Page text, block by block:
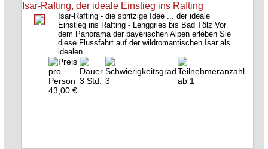
Isar-Rafting, der ideale Einstieg ins Rafting
Isar-Rafting - die spritzige Idee ... der ideale
Einstieg ins Rafting - Lenggries bis Bad Tölz Vor
dem Panorama der bayerischen Alpen erleben Sie
diese Flussfahrt auf der wildromantischen Isar als
idealen ...
43,00 €
3 Std. 3 ab 1